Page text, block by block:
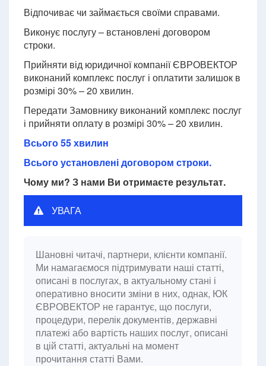
Відпочиває чи займається своїми справами.
Виконує послугу – встановлені договором
строки.
Прийняти від юридичної компанії ЄВРОВЕКТОР
виконаний комплекс послуг і оплатити залишок в
розмірі 30% – 20 хвилин.
Передати Замовнику виконаний комплекс послуг
і прийняти оплату в розмірі 30% – 20 хвилин.
Всього 55 хвилин
Всього установлені договором строки.
Чому ми? З нами Ви отримаєте результат.
УВАГА
Шановні читачі, партнери, клієнти компанії.
Ми намагаємося підтримувати наші статті,
описані в послугах, в актуальному стані і
оперативно вносити зміни в них, однак, ЮК
ЄВРОВЕКТОР не гарантує, що послуги,
процедури, перелік документів, державні
платежі або вартість наших послуг, описані
в цій статті, актуальні на момент
прочитання статті Вами.